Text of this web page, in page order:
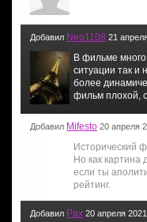
Добавил Neo1108 21
В фильме много
ситуации так и
более
фильм плохой,
Добавил Mifesto 20 апреля
Исторический
Но как картина
если ты
рейтинг.
Добавил Pax 20 апреля